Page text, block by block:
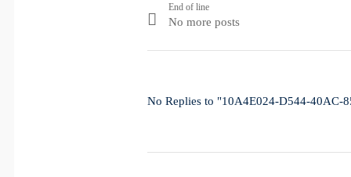
End of line
No more posts
No Replies to "10A4E024-D544-40AC-